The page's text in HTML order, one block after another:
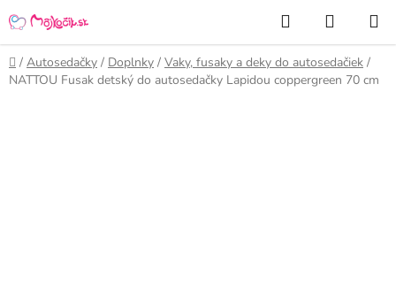
na
obsah
Hľadať
KOŠÍK
Domov
/ Autosedačky / Doplnky / Vaky, fusaky a deky do autosedačiek /
NATTOU Fusak detský do autosedačky Lapidou coppergreen 70 cm